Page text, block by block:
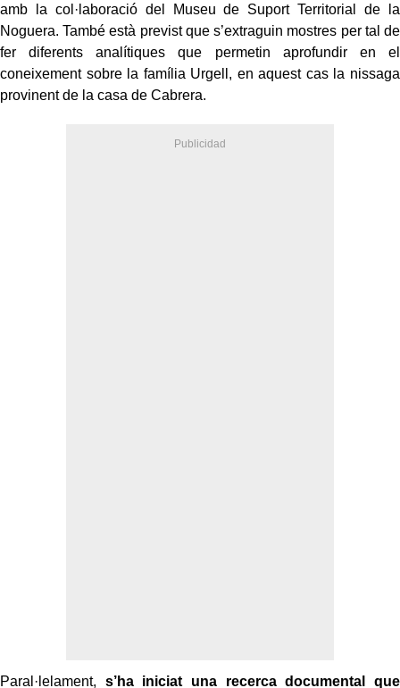
amb la col·laboració del Museu de Suport Territorial de la
Noguera. També està previst que s’extraguin mostres per tal de
fer diferents analítiques que permetin aprofundir en el
coneixement sobre la família Urgell, en aquest cas la nissaga
provinent de la casa de Cabrera.
Paral·lelament, s’ha iniciat una recerca documental que